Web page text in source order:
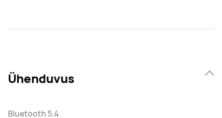
Ühenduvus
Bluetooth 5.4